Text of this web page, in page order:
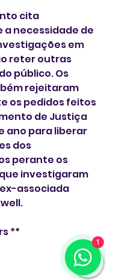
cita
necessidade de
em
reter outras
público. Os
rejeitaram
os pedidos feitos
de Justiça
ano para liberar
dos
perante os
investigaram
associada
**
1